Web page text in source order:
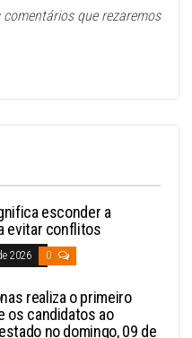
que rezaremos
esconder a
evitar conflitos
2026 0
realiza o primeiro
os candidatos ao
no domingo, 09 de